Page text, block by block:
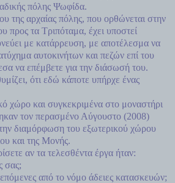
πόλης Ψωφίδα.
της αρχαίας πόλης, που ορθώνεται στην
προς τα Τριπόταμα, έχει υποστεί
με κατάρρευση, με αποτέλεσμα να
αυτοκινήτων και πεζών επί του
να επέμβετε για την διάσωσή του.
ότι εδώ κάποτε υπήρχε ένας
χώρο και συγκεκριμένα στο μοναστήρι
τον περασμένο Αύγουστο (2008)
διαμόρφωση του εξωτερικού χώρου
και της Μονής.
αν τα τελεσθέντα έργα ήταν:
σας;
από το νόμο άδειες κατασκευών;